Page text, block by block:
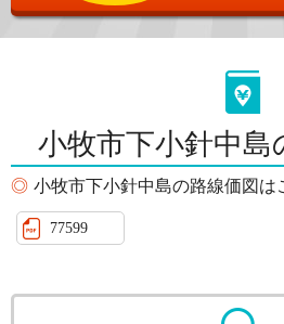
小牧市下小針中島
小牧市下小針中島の路線価図は
77599